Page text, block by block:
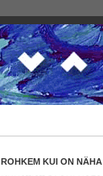
ROHKEM KUI ON NÄHA